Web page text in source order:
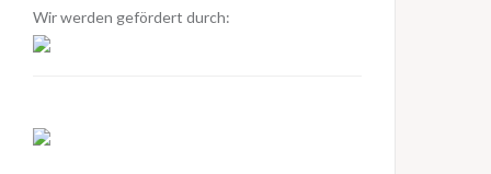
n
a
Wir werden gefördert durch: